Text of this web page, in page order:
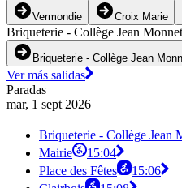
Vermondie Croix Marie
Briqueterie - Collège Jean Monnet
Briqueterie - Collège Jean
Ver más salidas
Paradas
mar, 1 sept 2026
Briqueterie - Collège Jean
Mairie
15:04
Place des Fêtes
15:06